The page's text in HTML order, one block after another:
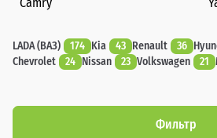
LADA (ВАЗ) 174 Kia 43 Renault 36
Chevrolet
24 Nissan 23 Volkswagen 21
Фильтр